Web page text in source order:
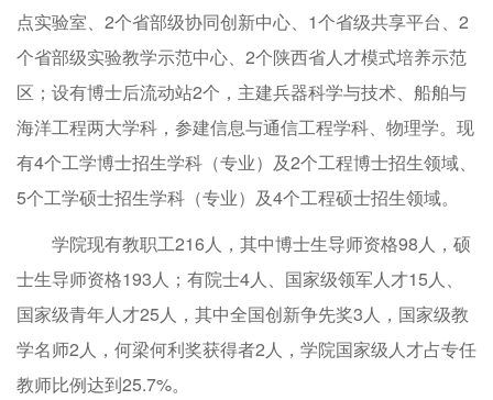
点实验室、2个省部级协同创新中心、1个省级共享平台、2
个省部级实验教学示范中心、2个陕西省人才模式培养示范
区；设有博士后流动站2个，主建兵器科学与技术、船舶与
海洋工程两大学科，参建信息与通信工程学科、物理学。现
有4个工学博士招生学科（专业）及2个工程博士招生领域、
5个工学硕士招生学科（专业）及4个工程硕士招生领域。
学院现有教职工216人，其中博士生导师资格98人，硕
士生导师资格193人；有院士4人、国家级领军人才15人、
国家级青年人才25人，其中全国创新争先奖3人，国家级教
学名师2人，何梁何利奖获得者2人，学院国家级人才占专任
教师比例达到25.7%。